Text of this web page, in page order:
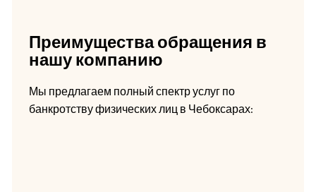
Преимущества обращения в
нашу компанию
Мы предлагаем полный спектр услуг по
банкротству физических лиц в Чебоксарах: